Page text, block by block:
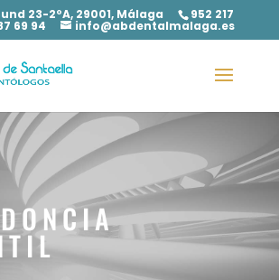
23-2ºA, 29001, Málaga 952 217
69 94 info@abdentalmalaga.es